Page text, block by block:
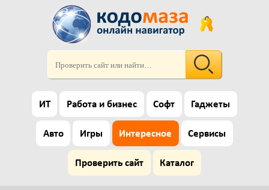
ИТ Работа и бизнес Софт Гаджеты
Авто Игры Интересное Сервисы
Проверить сайт Каталог